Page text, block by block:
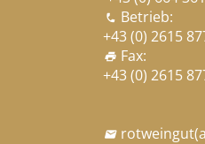
 Betrieb:
+43 (0) 2615
print Fax:
+43 (0) 2615
 rotweingut